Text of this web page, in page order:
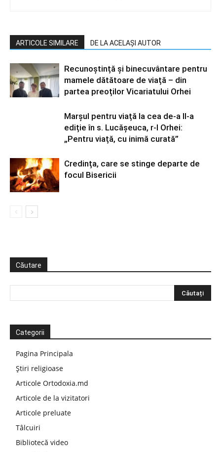
ARTICOLE SIMILARE DE LA ACELAȘI AUTOR
Recunoștință și binecuvântare pentru
mamele dătătoare de viață – din
partea preoților Vicariatului Orhei
Marșul pentru viață la cea de-a II-a
ediție în s. Lucășeuca, r-l Orhei:
„Pentru viață, cu inimă curată”
Credința, care se stinge departe de
focul Bisericii
Căutare
Categorii
Pagina Principala
Știri religioase
Articole Ortodoxia.md
Articole de la vizitatori
Articole preluate
Tâlcuiri
Bibliotecă video